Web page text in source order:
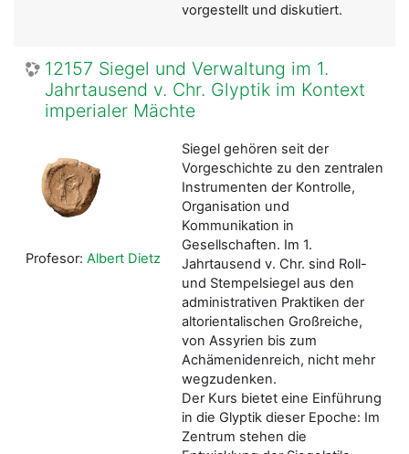
vorgestellt und diskutiert.
12157 Siegel und Verwaltung im 1.
Jahrtausend v. Chr. Glyptik im Kontext
imperialer Mächte
Siegel gehören seit der
Vorgeschichte zu den zentralen
Instrumenten der Kontrolle,
Organisation und
Kommunikation in
Gesellschaften. Im 1.
Jahrtausend v. Chr. sind Roll-
und Stempelsiegel aus den
administrativen Praktiken der
altorientalischen Großreiche,
von Assyrien bis zum
Achämenidenreich, nicht mehr
wegzudenken.
Der Kurs bietet eine Einführung
in die Glyptik dieser Epoche: Im
Zentrum stehen die
Profesor: Albert Dietz